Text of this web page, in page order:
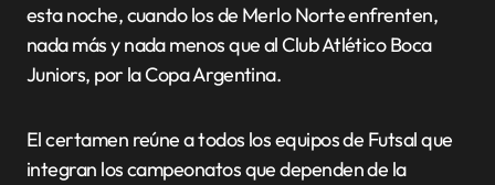
esta noche, cuando los de Merlo Norte enfrenten,
nada más y nada menos que al Club Atlético Boca
Juniors, por la Copa Argentina.
El certamen reúne a todos los equipos de Futsal que
integran los campeonatos que dependen de la